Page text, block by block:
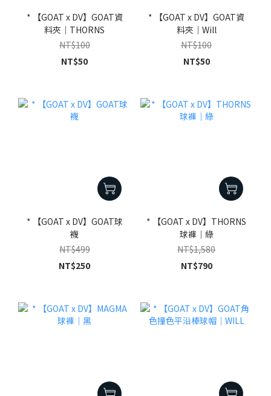
* 【GOAT x DV】GOAT資
料夾｜THORNS
NT$100
NT$50
* 【GOAT x DV】GOAT資
料夾｜Will
NT$100
NT$50
* 【GOAT x DV】GOAT球
襪
NT$499
NT$250
* 【GOAT x DV】THORNS
球褲｜綠
NT$1,580
NT$790